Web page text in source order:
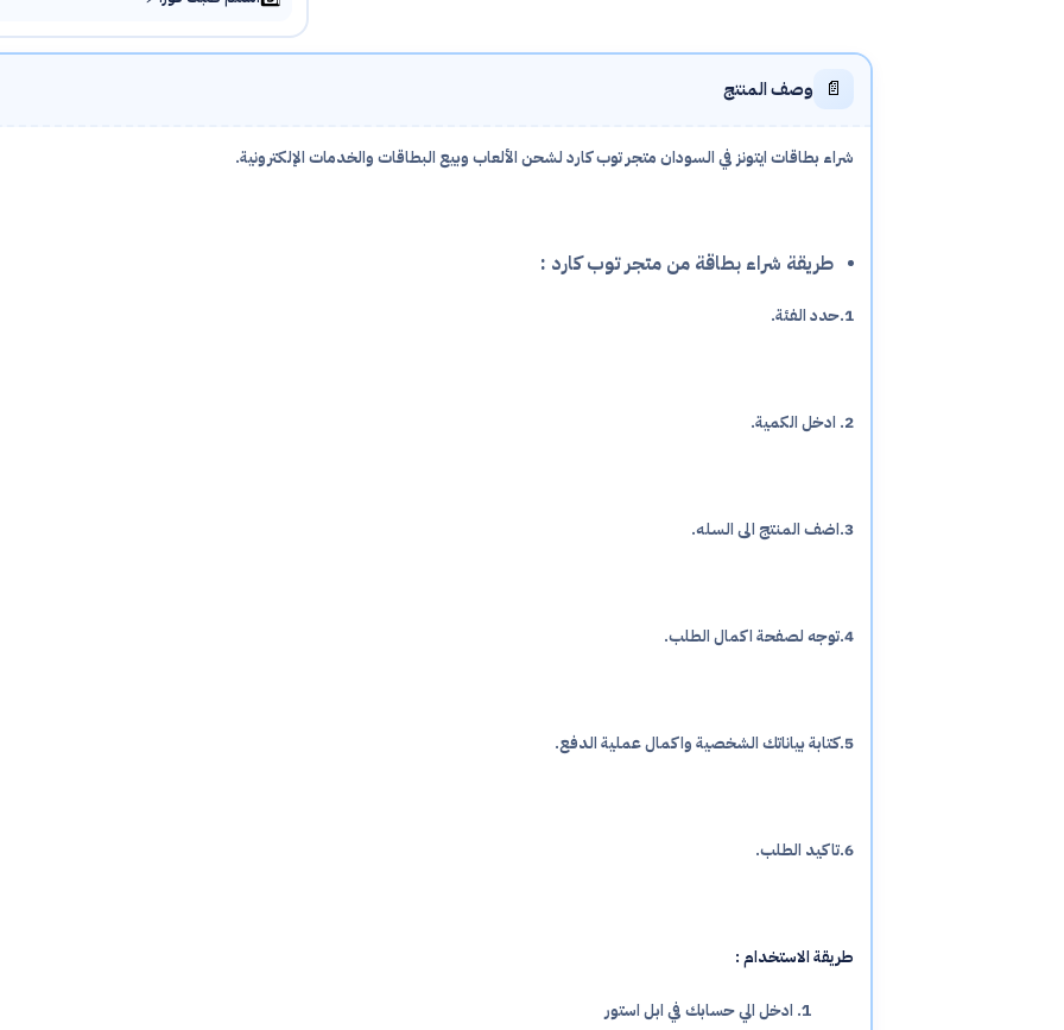
📄 وصف المنتج
شراء بطاقات ايتونز في السودان متجر توب كارد لشحن الألعاب وبيع البطاقات والخدمات الإلكترونية.
طريقة شراء بطاقة من متجر توب كارد :
1.حدد الفئة.
2. ادخل الكمية.
3.اضف المنتج الى السله.
4.توجه لصفحة اكمال الطلب.
5.كتابة بياناتك الشخصية واكمال عملية الدفع.
6.تاكيد الطلب.
طريقة الاستخدام :
ادخل الي حسابك في ابل استور